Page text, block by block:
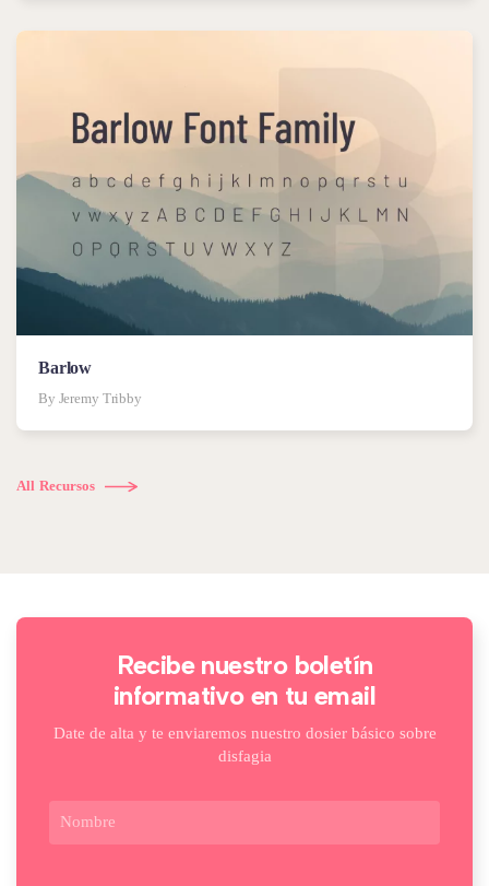
Barlow
By Jeremy Tribby
All Recursos
Recibe nuestro boletín
informativo en tu email
Date de alta y te enviaremos nuestro dosier básico sobre
disfagia